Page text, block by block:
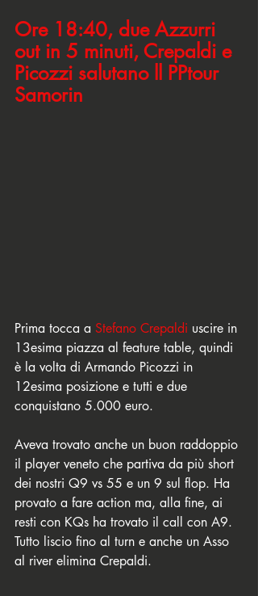
Ore 18:40, due Azzurri
out in 5 minuti, Crepaldi e
Picozzi salutano ll PPtour
Samorin
Prima tocca a Stefano Crepaldi uscire in
13esima piazza al feature table, quindi
è la volta di Armando Picozzi in
12esima posizione e tutti e due
conquistano 5.000 euro.
Aveva trovato anche un buon raddoppio
il player veneto che partiva da più short
dei nostri Q9 vs 55 e un 9 sul flop. Ha
provato a fare action ma, alla fine, ai
resti con KQs ha trovato il call con A9.
Tutto liscio fino al turn e anche un Asso
al river elimina Crepaldi.